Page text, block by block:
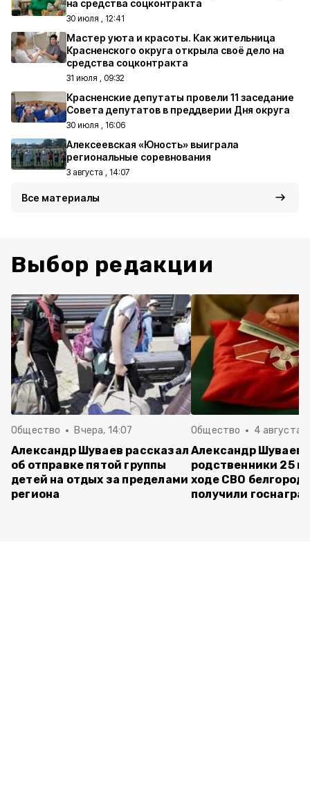
на средства соцконтракта
30 июля , 12:41
Мастер уюта и красоты. Как жительница
Красненского округа открыла своё дело на
средства соцконтракта
31 июля , 09:32
Красненские депутаты провели 11 заседание
Совета депутатов в преддверии Дня округа
30 июля , 16:06
Алексеевская «Юность» выиграла
региональные соревнования
3 августа , 14:07
Все материалы
Выбор редакции
Общество Вчера, 14:07
Александр Шуваев рассказал
об отправке пятой группы
детей на отдых за пределами
региона
Общество 4 августа ,
Александр Шуваев:
родственники 25
ходе СВО
получили